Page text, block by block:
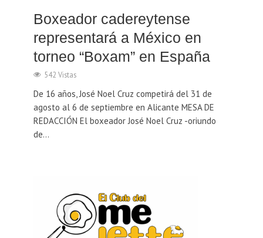
Boxeador cadereytense
representará a México en
torneo “Boxam” en España
542 Vistas
De 16 años, José Noel Cruz competirá del 31 de
agosto al 6 de septiembre en Alicante MESA DE
REDACCIÓN El boxeador José Noel Cruz -oriundo
de...